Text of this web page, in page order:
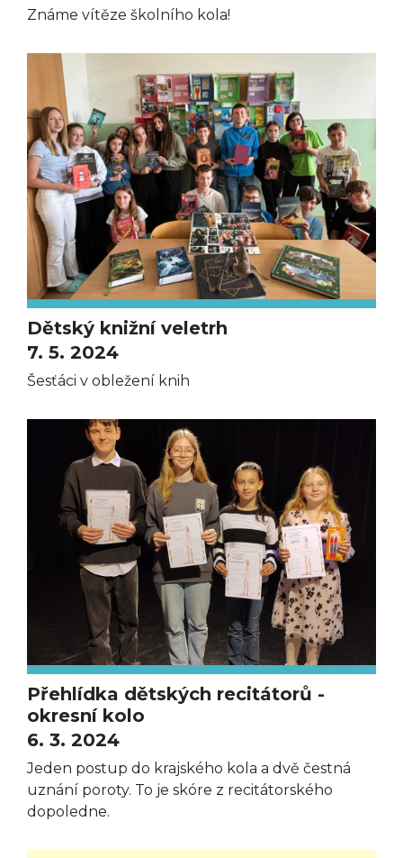
Známe vítěze školního kola!
Dětský knižní veletrh
7. 5. 2024
Šesťáci v obležení knih
Přehlídka dětských recitátorů -
okresní kolo
6. 3. 2024
Jeden postup do krajského kola a dvě čestná
uznání poroty. To je skóre z recitátorského
dopoledne.